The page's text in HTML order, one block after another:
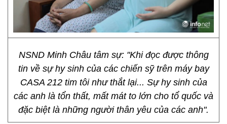
NSND Minh Châu tâm sự: "Khi đọc được thông
tin về sự hy sinh của các chiến sỹ trên máy bay
CASA 212 tim tôi như thắt lại... Sự hy sinh của
các anh là tổn thất, mất mát to lớn cho tổ quốc và
đặc biệt là những người thân yêu của các anh".